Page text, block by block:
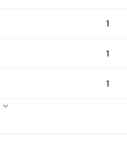
1
1
1